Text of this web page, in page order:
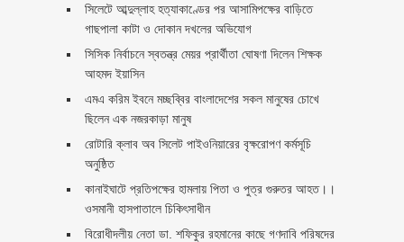
সিলেটে আব্দুল্লাহ হত্যাকাণ্ডের পর আসামিপক্ষের বাড়িতে
গাছপালা কাটা ও দোকান দখলের অভিযোগ
সিসিক নির্বাচনে স্বতন্ত্র মেয়র প্রার্থীতা ঘোষণা দিলেন শিক্ষক
আহমদ ইয়াসিন
এমএ করিম ইবনে মচ্ছব্বির বাংলাদেশের সকল মানুষের চোখে
ছিলেন এক নজরকাড়া মানুষ ‎
রোটারি ক্লাব অব সিলেট পাইওনিয়ারের বৃক্ষরোপণ কর্মসূচি
অনুষ্ঠিত
কানাইঘাটে প্রতিপক্ষের হামলায় পিতা ও পুত্র গুরুতর আহত।।
ওসমানী হাসপাতালে চিকিৎসাধীন
বিরোধীদলীয় নেতা ডা. শফিকুর রহমানের কাছে গণদাবি পরিষদের